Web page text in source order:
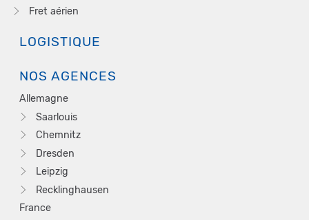
Fret aérien
LOGISTIQUE
NOS AGENCES
Allemagne
Saarlouis
Chemnitz
Dresden
Leipzig
Recklinghausen
France